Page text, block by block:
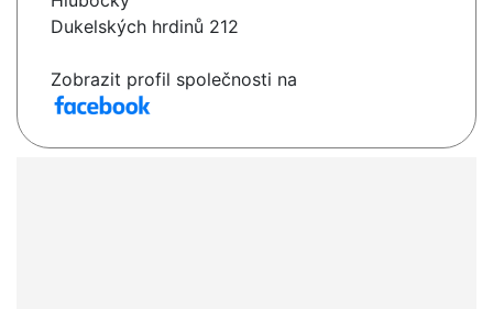
Dukelských hrdinů 212
Zobrazit profil společnosti na